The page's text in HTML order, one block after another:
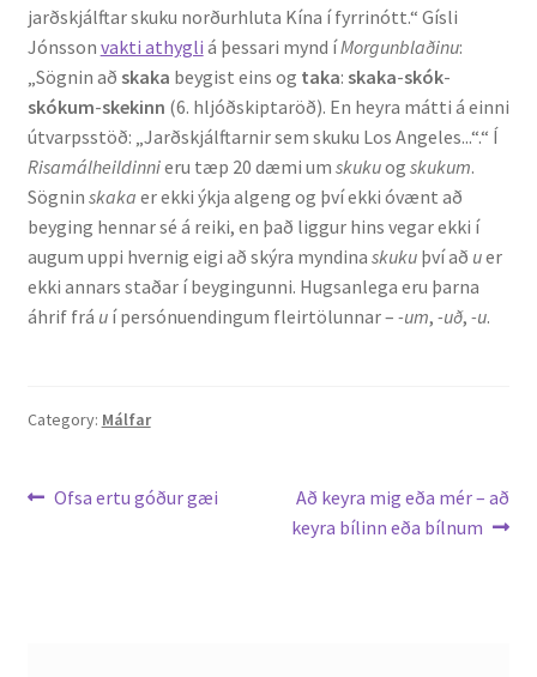
jarðskjálftar skuku norðurhluta Kína í fyrrinótt.“ Gísli
Jónsson vakti athygli á þessari mynd íMorgunblaðinu:
„Sögnin að skaka beygist eins og taka: skaka-skók-
skókum-skekinn (6. hljóðskiptaröð). En heyra mátti á einni
útvarpsstöð: „Jarðskjálftarnir sem skuku Los Angeles...“.“ Í
Risamálheildinnieru tæp 20 dæmi um skukuog skukum.
Sögnin skaka er ekki ýkja algeng og því ekki óvænt að
beyging hennar sé á reiki, en það liggur hins vegar ekki í
augum uppi hvernig eigi að skýra myndina skukuþví að uer
ekki annars staðar í beygingunni. Hugsanlega eru þarna
áhrif frá uí persónuendingum fleirtölunnar – -um, -uð, -u.
Category: Málfar
Leiðarkerfi
Previous
Ofsa ertu góður gæi
Next
post:
Að keyra mig eða mér – að
keyra bílinn eða bílnum